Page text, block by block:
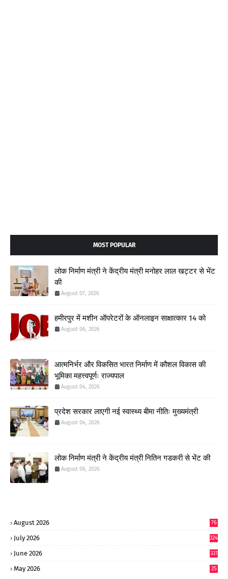
MOST POPULAR
लोक निर्माण मंत्री ने केंद्रीय मंत्री मनोहर लाल खट्टर से भेंट
की
August 07, 2026
हमीरपुर में मशीन ऑपरेटरों के ऑनलाइन साक्षात्कार 14 को
August 06, 2026
आत्मनिर्भर और विकसित भारत निर्माण में कौशल विकास की
भूमिका महत्त्वपूर्णः राज्यपाल
August 04, 2026
प्रदेश सरकार लाएगी नई स्वास्थ्य बीमा नीतिः मुख्यमंत्री
August 04, 2026
लोक निर्माण मंत्री ने केंद्रीय मंत्री नितिन गडकरी से भेंट की
August 06, 2026
August 2026 76
July 2026 324
June 2026 331
May 2026
25